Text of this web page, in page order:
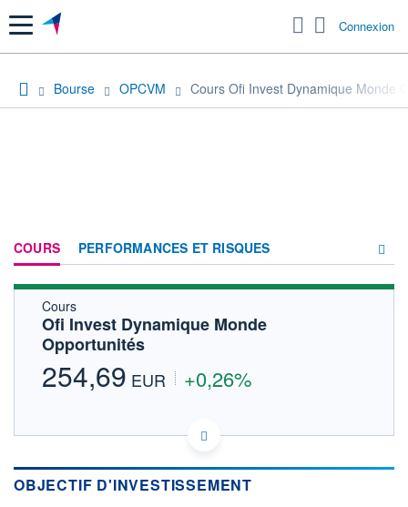
Menu Connexion
Bourse OPCVM Cours Ofi Invest Dynamique Monde
COURS PERFORMANCES ET RISQUES
FORUM
Cours
Ofi Invest Dynamique Monde
Opportunités
254,69 EUR +0,26%
FR0007020045 - OFI Invest Asset Management
Consulter le prospectus / DIC
OBJECTIF D'INVESTISSEMENT